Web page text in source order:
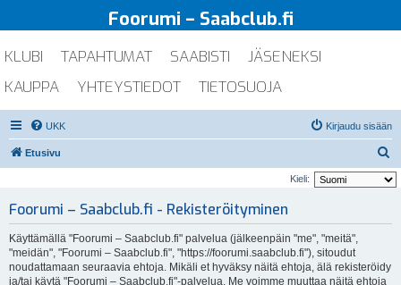
Foorumi – Saabclub.fi
KLUBI TAPAHTUMAT SAABISTI
JÄSENEKSI
KAUPPA
YHTEYSTIEDOT TIETOSUOJA
UKK Kirjaudu sisään
Etusivu
t
Kieli:
Foorumi – Saabclub.fi - Rekisteröityminen
Käyttämällä "Foorumi – Saabclub.fi" palvelua (jälkeenpäin "me", "meitä",
"meidän", "Foorumi – Saabclub.fi", "https://foorumi.saabclub.fi"), sitoudut
noudattamaan seuraavia ehtoja. Mikäli et hyväksy näitä ehtoja, älä rekisteröidy
ja/tai käytä "Foorumi – Saabclub.fi"-palvelua. Me voimme muuttaa näitä ehtoja